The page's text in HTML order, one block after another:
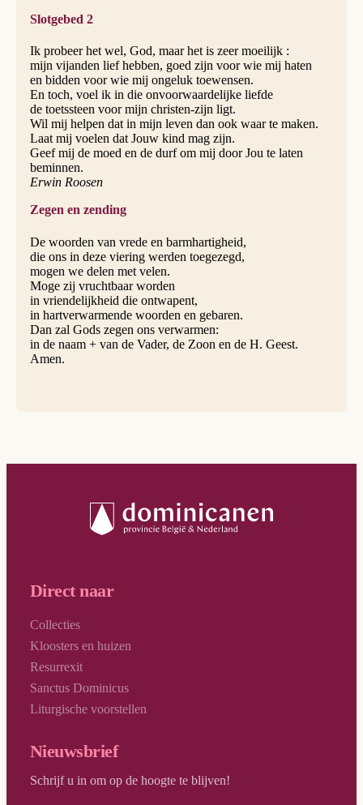
Slotgebed 2
Ik probeer het wel, God, maar het is zeer moeilijk :
mijn vijanden lief hebben, goed zijn voor wie mij haten
en bidden voor wie mij ongeluk toewensen.
En toch, voel ik in die onvoorwaardelijke liefde
de toetssteen voor mijn christen-zijn ligt.
Wil mij helpen dat in mijn leven dan ook waar te maken.
Laat mij voelen dat Jouw kind mag zijn.
Geef mij de moed en de durf om mij door Jou te laten
beminnen.
Erwin Roosen
Zegen en zending
De woorden van vrede en barmhartigheid,
die ons in deze viering werden toegezegd,
mogen we delen met velen.
Moge zij vruchtbaar worden
in vriendelijkheid die ontwapent,
in hartverwarmende woorden en gebaren.
Dan zal Gods zegen ons verwarmen:
in de naam + van de Vader, de Zoon en de H. Geest.
Amen.
Direct naar
Collecties
Kloosters en huizen
Resurrexit
Sanctus Dominicus
Liturgische voorstellen
Nieuwsbrief
Schrijf u in om op de hoogte te blijven!